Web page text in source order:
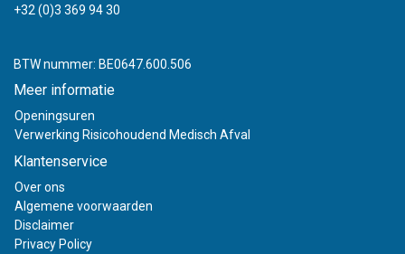
+32 (0)3 369 94 30
BTW nummer: BE0647.600.506
Meer informatie
Openingsuren
Verwerking Risicohoudend Medisch Afval
Klantenservice
Over ons
Algemene voorwaarden
Disclaimer
Privacy Policy